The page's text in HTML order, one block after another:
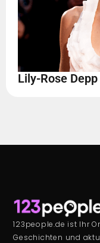
Lily-Rose Depp
123people.de ist Ihr
Geschichten und